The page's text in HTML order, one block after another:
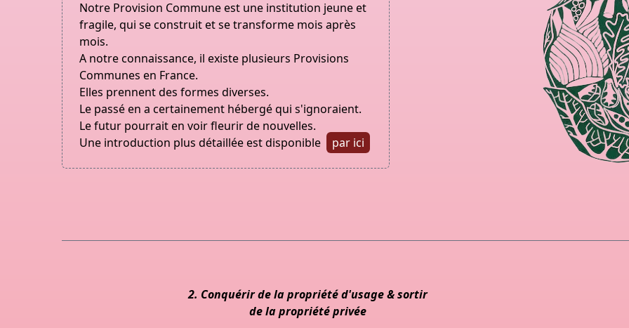
Notre Provision Commune est une institution jeune et
fragile, qui se construit et se transforme mois après
mois.
A notre connaissance, il existe plusieurs Provisions
Communes en France.
Elles prennent des formes diverses.
Le passé en a certainement hébergé qui s'ignoraient.
Le futur pourrait en voir fleurir de nouvelles.
Une introduction plus détaillée est disponible
par ici
2. Conquérir de la propriété d'usage & sortir
de la propriété privée